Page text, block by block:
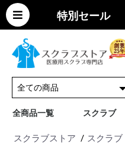
特別セール
全商品一覧 スクラブ
スクラブストア スクラブ